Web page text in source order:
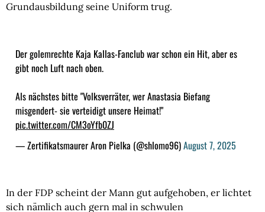
Grundausbildung seine Uniform trug.
Der golemrechte Kaja Kallas-Fanclub war schon ein Hit, aber es
gibt noch Luft nach oben.
Als nächstes bitte "Volksverräter, wer Anastasia Biefang
misgendert- sie verteidigt unsere Heimat!"
pic.twitter.com/CM3oYfb0ZJ
— Zertifikatsmaurer Aron Pielka (@shlomo96)August 7, 2025
In der FDP scheint der Mann gut aufgehoben, er lichtet
sich nämlich auch gern mal in schwulen